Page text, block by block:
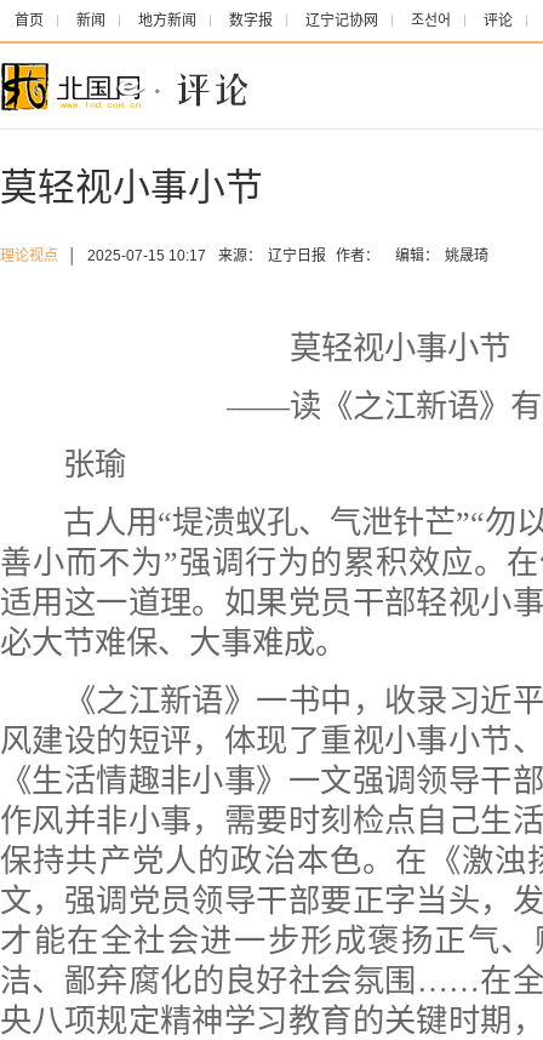
首页 新闻 地方新闻 数字报 辽宁记协网 조선어 评论
莫轻视小事小节
理论视点 2025-07-15 10:17 来源： 辽宁日报 作者： 编辑： 姚晟琦
莫轻视小事小节
——读《之江新语》
张瑜
古人用“堤溃蚁孔、气泄针芒”“勿
善小而不为”强调行为的累积效应。
适用这一道理。如果党员干部轻视小
必大节难保、大事难成。
《之江新语》一书中，收录习近平
风建设的短评，体现了重视小事小节
《生活情趣非小事》一文强调领导干
作风并非小事，需要时刻检点自己生
保持共产党人的政治本色。在《激浊
文，强调党员领导干部要正字当头，
才能在全社会进一步形成褒扬正气
洁、鄙弃腐化的良好社会氛围……在
央八项规定精神学习教育的关键时期